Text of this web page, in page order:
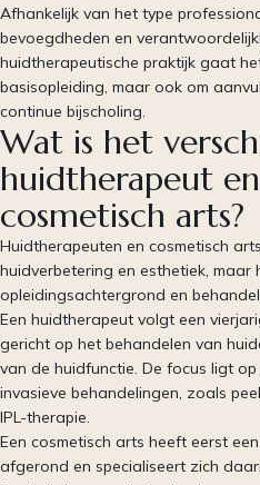
Afhankelijk van het type
bevoegdheden en
huidtherapeutische praktijk gaat
basisopleiding, maar ook om
continue bijscholing.
Wat is het
huidtherapeut
cosmetisch arts?
Huidtherapeuten en cosmetisch
huidverbetering en esthetiek, maar
opleidingsachtergrond en
Een huidtherapeut volgt een
gericht op het behandelen van
van de huidfunctie. De focus ligt
invasieve behandelingen, zoals
IPL-therapie.
Een cosmetisch arts heeft eerst
afgerond en specialiseert zich